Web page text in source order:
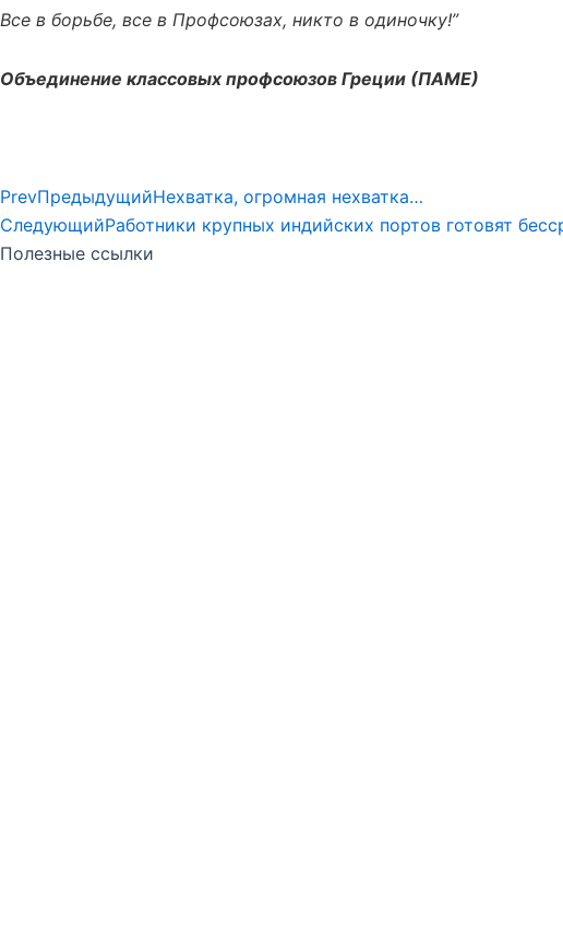
Все в борьбе, все в Профсоюзах, никто в одиночку!”
Объединение классовых профсоюзов Греции (ПАМЕ)
PrevПредыдущийНехватка, огромная нехватка…
СледующийРаботники крупных индийских портов готовят
Полезные ссылки